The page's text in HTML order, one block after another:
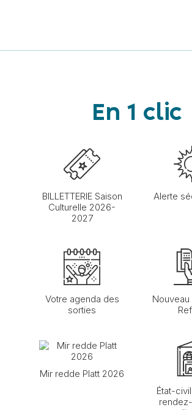
En 1 clic
BILLETTERIE Saison
Culturelle 2026-
2027
Alerte
Votre agenda des
sorties
Mir redde Platt 2026
État-